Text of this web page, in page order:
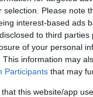
selection. Please note
interest-based ads
to third
of your personal
This information may
Participants that may
that this website/app